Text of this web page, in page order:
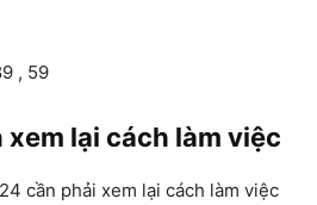
, 59
xem lại cách làm việc
cần phải xem lại cách làm việc